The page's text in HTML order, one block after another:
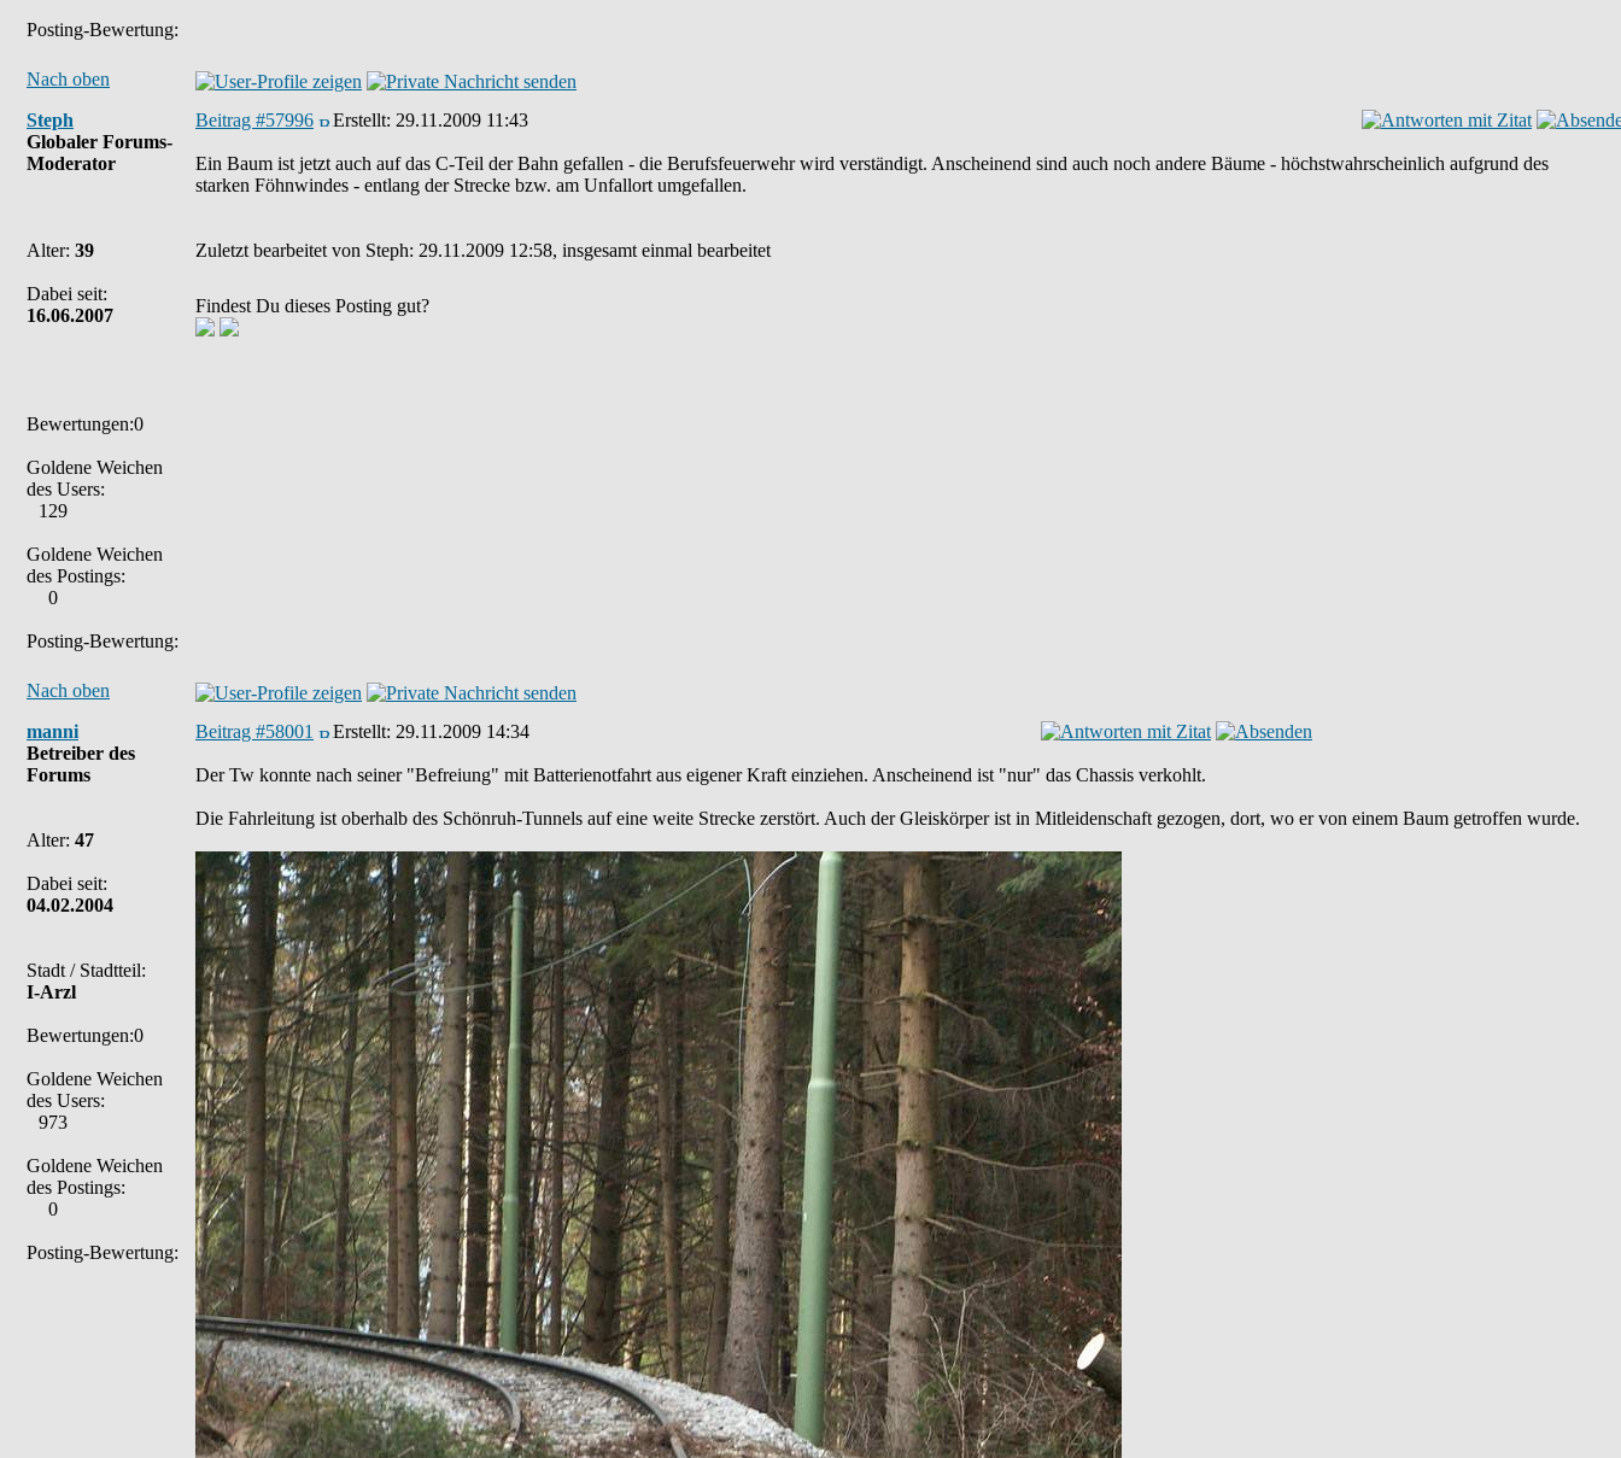
Posting-Bewertung:
Nach oben
Steph
Globaler Forums-
Moderator
Alter: 39
Dabei seit:
16.06.2007
Bewertungen:0
Goldene Weichen
des Users:
129
Goldene Weichen
des Postings:
0
Posting-Bewertung:
Beitrag #57996 Erstellt: 29.11.2009 11:43
Ein Baum ist jetzt auch auf das C-Teil der Bahn gefallen - die Berufsfeuerwehr wird verständigt. Anscheinend sind auch noch andere Bäume - höchstwahrscheinlich aufgrund des
starken Föhnwindes - entlang der Strecke bzw. am Unfallort umgefallen.
Zuletzt bearbeitet von Steph: 29.11.2009 12:58, insgesamt einmal bearbeitet
Findest Du dieses Posting gut?
Nach oben
manni
Betreiber des
Forums
Alter: 47
Dabei seit:
04.02.2004
Stadt / Stadtteil:
I-Arzl
Bewertungen:0
Goldene Weichen
des Users:
973
Goldene Weichen
des Postings:
0
Posting-Bewertung:
Beitrag #58001 Erstellt: 29.11.2009 14:34
Der Tw konnte nach seiner "Befreiung" mit Batterienotfahrt aus eigener Kraft einziehen. Anscheinend ist "nur" das Chassis verkohlt.
Die Fahrleitung ist oberhalb des Schönruh-Tunnels auf eine weite Strecke zerstört. Auch der Gleiskörper ist in Mitleidenschaft gezogen, dort, wo er von einem Baum getroffen wurde.